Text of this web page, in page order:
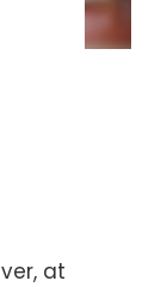
at